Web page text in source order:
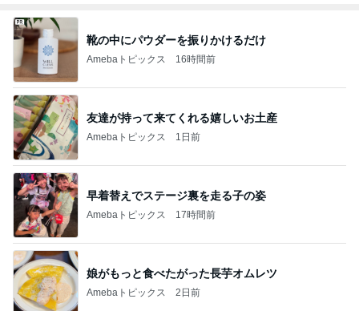
靴の中にパウダーを振りかけるだけ
Amebaトピックス 16時間前
友達が持って来てくれる嬉しいお土産
Amebaトピックス 1日前
早着替えでステージ裏を走る子の姿
Amebaトピックス 17時間前
娘がもっと食べたがった長芋オムレツ
Amebaトピックス 2日前